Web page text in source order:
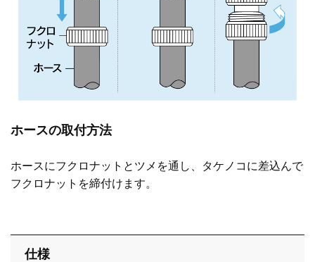
ホースの取付方法
ホースにフクロナットとツメを通し、タケノコに差込んで
フクロナットを締付けます。
仕様